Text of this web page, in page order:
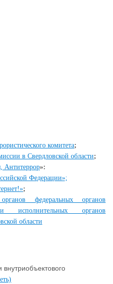
комитета;
в Свердловской области;
Антитеррор»:
Федерации»;
;
федеральных органов
исполнительных органов
области